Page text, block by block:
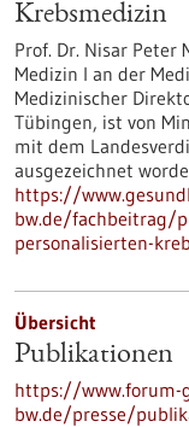
Krebsmedizin
Prof. Dr. Nisar
Medizin I an der
Medizinischer
Tübingen, ist von
mit dem
ausgezeichnet
https://
bw.de/fachbeitrag/
personalisierten-
Übersicht
Publikationen
https://www.forum-
bw.de/presse/